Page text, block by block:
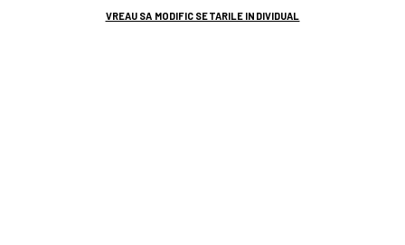
VREAU SA MODIFIC SETARILE INDIVIDUAL